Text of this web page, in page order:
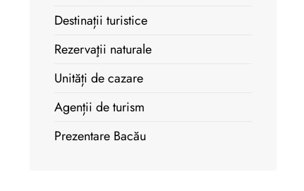
Destinații turistice
Rezervaţii naturale
Unități de cazare
Agenții de turism
Prezentare Bacău